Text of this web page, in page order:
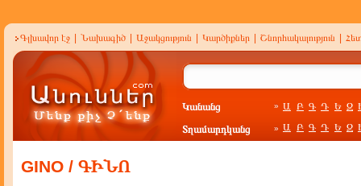
Գլխավոր էջ Նախագիծ Աջակցություն Կարծիքներ Շնորհակալություն
Կանանց » Ա Բ Գ Դ Ե Զ
Տղամարդկանց » Ա Բ Գ Դ Ե Զ
GINO / ԳԻՆՈ